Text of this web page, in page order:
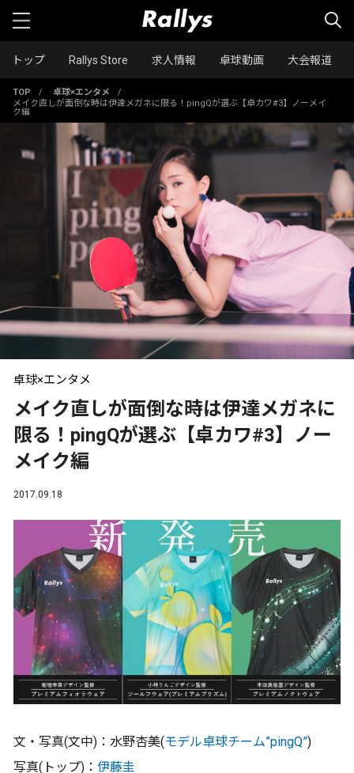
トップ Rallys Store 求人情報 卓球動画 大会報道
TOP / 卓球×エンタメ
/
メイク直しが面倒な時は伊達メガネに限る！pingQが選ぶ【卓カワ#3】ノーメイ
ク編
卓球×エンタメ
メイク直しが面倒な時は伊達メガネに
限る！pingQが選ぶ【卓カワ#3】ノー
メイク編
2017.09.18
文・写真(文中)：水野杏美(モデル卓球チーム”pingQ”)
写真(トップ)： 伊藤圭